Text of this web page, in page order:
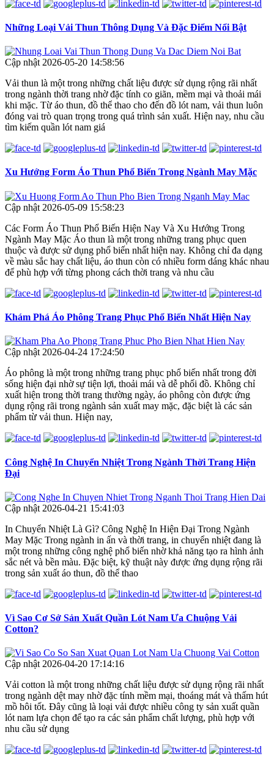
Những Loại Vải Thun Thông Dụng Và Đặc Điểm Nổi Bật
Cập nhật 2026-05-20 14:58:56
Vải thun là một trong những chất liệu được sử dụng rộng rãi nhất
trong ngành thời trang nhờ đặc tính co giãn, mềm mại và thoải mái
khi mặc. Từ áo thun, đồ thể thao cho đến đồ lót nam, vải thun luôn
đóng vai trò quan trọng trong quá trình sản xuất. Hiện nay, nhu cầu
tìm kiếm quần lót nam giá
Xu Hướng Form Áo Thun Phổ Biến Trong Ngành May Mặc
Cập nhật 2026-05-09 15:58:23
Các Form Áo Thun Phổ Biến Hiện Nay Và Xu Hướng Trong
Ngành May Mặc Áo thun là một trong những trang phục quen
thuộc và được sử dụng phổ biến nhất hiện nay. Không chỉ đa dạng
về màu sắc hay chất liệu, áo thun còn có nhiều form dáng khác nhau
để phù hợp với từng phong cách thời trang và nhu cầu
Khám Phá Áo Phông Trang Phục Phổ Biến Nhất Hiện Nay
Cập nhật 2026-04-24 17:24:50
Áo phông là một trong những trang phục phổ biến nhất trong đời
sống hiện đại nhờ sự tiện lợi, thoải mái và dễ phối đồ. Không chỉ
xuất hiện trong thời trang thường ngày, áo phông còn được ứng
dụng rộng rãi trong ngành sản xuất may mặc, đặc biệt là các sản
phẩm từ vải thun. Hiện nay,
Công Nghệ In Chuyển Nhiệt Trong Ngành Thời Trang Hiện
Đại
Cập nhật 2026-04-21 15:41:03
In Chuyển Nhiệt Là Gì? Công Nghệ In Hiện Đại Trong Ngành
May Mặc Trong ngành in ấn và thời trang, in chuyển nhiệt đang là
một trong những công nghệ phổ biến nhờ khả năng tạo ra hình ảnh
sắc nét và bền màu. Đặc biệt, kỹ thuật này được ứng dụng rộng rãi
trong sản xuất áo thun, đồ thể thao
Vì Sao Cơ Sở Sản Xuất Quần Lót Nam Ưa Chuộng Vải
Cotton?
Cập nhật 2026-04-20 17:14:16
Vải cotton là một trong những chất liệu được sử dụng rộng rãi nhất
trong ngành dệt may nhờ đặc tính mềm mại, thoáng mát và thấm hút
mồ hôi tốt. Đây cũng là loại vải được nhiều công ty sản xuất quần
lót nam lựa chọn để tạo ra các sản phẩm chất lượng, phù hợp với
nhu cầu sử dụng